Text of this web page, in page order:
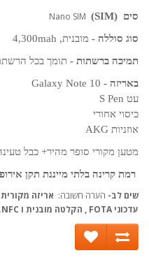
סים (SIM)
סוג סוללה - מובנית, mah
4,300
תמיכה ברשתות - תומך בכל
באריזה - Galaxy Note 10
עט S Pen
כיסוי אחורי
אוזניות AKG
מטען מקורי סופר מהיר+ כבל
רמת קרינה בלתי מייננת תקן
שים לב- הערה חשובה: אריזה
עדכוני FOTA , הקלטה מובנית ו NFC.